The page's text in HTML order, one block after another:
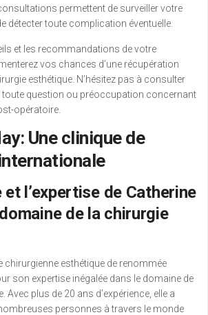
permettent de surveiller votre
détecter toute complication éventuelle.
et les recommandations de votre
vos chances d’une récupération
esthétique. N’hésitez pas à consulter
question ou préoccupation concernant
opératoire.
Une clinique de
et l’expertise de Catherine
de la chirurgie
chirurgienne esthétique de renommée
son expertise inégalée dans le domaine de
Avec plus de 20 ans d’expérience, elle a
personnes à travers le monde